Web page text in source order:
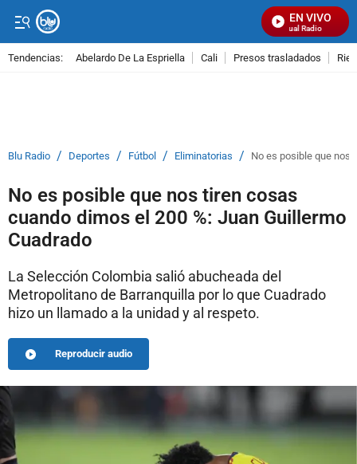
EN VIVO
Señal Visual Radio
Tendencias: Abelardo De La Espriella Cali Presos trasladados
Blu Radio / Deportes / Fútbol / Eliminatorias / No es posible que nos
No es posible que nos tiren cosas
cuando dimos el 200 %: Juan Guillermo
Cuadrado
La Selección Colombia salió abucheada del
Metropolitano de Barranquilla por lo que Cuadrado
hizo un llamado a la unidad y al respeto.
Reproducir audio